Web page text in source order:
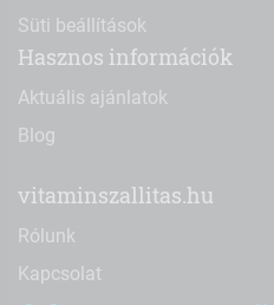
Süti beállítások
Hasznos információk
Aktuális ajánlatok
Blog
vitaminszallitas.hu
Rólunk
Kapcsolat